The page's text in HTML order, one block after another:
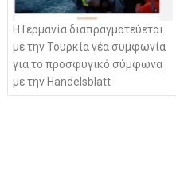
Η Γερμανία διαπραγματεύεται
με την Τουρκία νέα συμφωνία
για το προσφυγικό σύμφωνα
με την Handelsblatt